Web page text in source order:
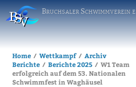
Bruchsaler Schwimmverein
Home Wettkampf
Archiv
Berichte
Berichte 2025
W1 Team
erfolgreich auf dem 53. Nationalen
Schwimmfest in Waghäusel